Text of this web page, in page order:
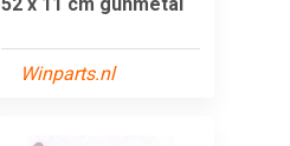
Winparts.nl